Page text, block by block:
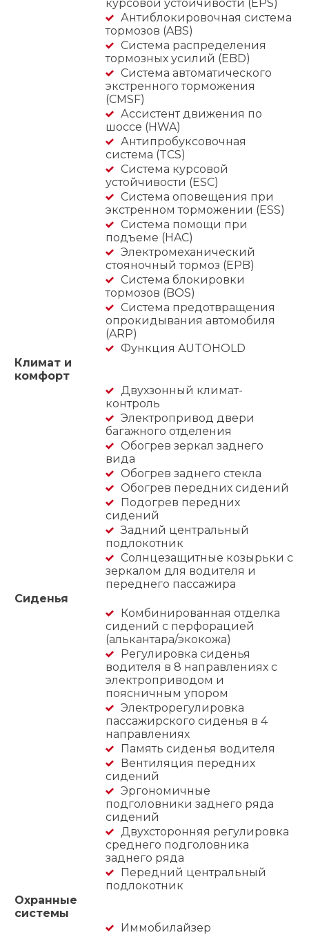
курсовой устойчивости (EPS)
Антиблокировочная система
тормозов (ABS)
Система распределения
тормозных усилий (EBD)
Система автоматического
экстренного торможения
(CMSF)
Ассистент движения по
шоссе (HWA)
Антипробуксовочная
система (TCS)
Система курсовой
устойчивости (ESC)
Система оповещения при
экстренном торможении (ESS)
Система помощи при
подъеме (HAC)
Электромеханический
стояночный тормоз (EPB)
Система блокировки
тормозов (BOS)
Система предотвращения
опрокидывания автомобиля
(ARP)
Функция AUTOHOLD
Климат и
комфорт
Двухзонный климат-
контроль
Электропривод двери
багажного отделения
Обогрев зеркал заднего
вида
Обогрев заднего стекла
Обогрев передних сидений
Подогрев передних
сидений
Задний центральный
подлокотник
Солнцезащитные козырьки с
зеркалом для водителя и
переднего пассажира
Сиденья
Комбинированная отделка
сидений с перфорацией
(алькантара/экокожа)
Регулировка сиденья
водителя в 8 направлениях с
электроприводом и
поясничным упором
Электрорегулировка
пассажирского сиденья в 4
направлениях
Память сиденья водителя
Вентиляция передних
сидений
Эргономичные
подголовники заднего ряда
сидений
Двухсторонняя регулировка
среднего подголовника
заднего ряда
Передний центральный
подлокотник
Охранные
системы
Иммобилайзер